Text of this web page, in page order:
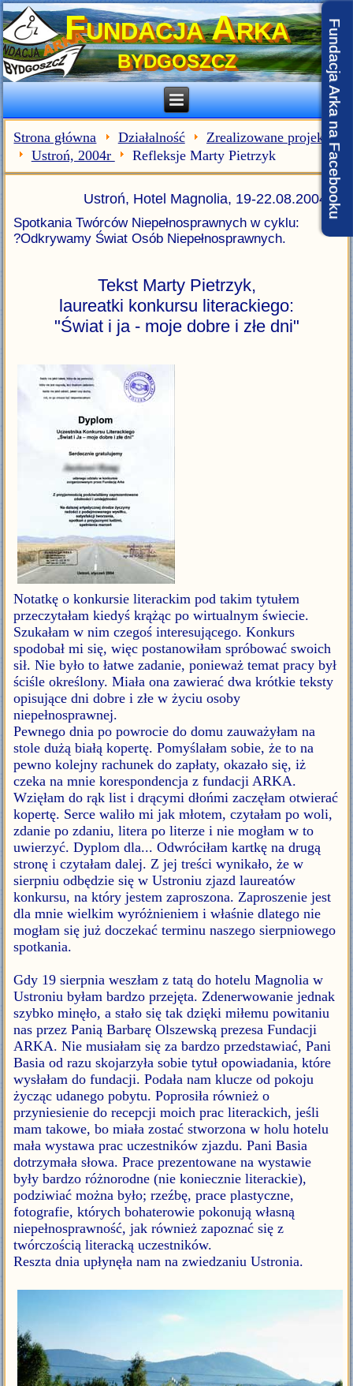
Fundacja Arka
BYDGOSZCZ
Strona główna Działalność
Zrealizowane projekty
Ustroń, 2004r
Refleksje Marty Pietrzyk
Ustroń, Hotel Magnolia, 19-22.08.2004r
Spotkania Twórców Niepełnosprawnych w cyklu:
?Odkrywamy Świat Osób Niepełnosprawnych.
Tekst Marty Pietrzyk,
laureatki konkursu literackiego:
"Świat i ja - moje dobre i złe dni"
Notatkę o konkursie literackim pod takim tytułem
przeczytałam kiedyś krążąc po wirtualnym świecie.
Szukałam w nim czegoś interesującego. Konkurs
spodobał mi się, więc postanowiłam spróbować swoich
sił. Nie było to łatwe zadanie, ponieważ temat pracy był
ściśle określony. Miała ona zawierać dwa krótkie teksty
opisujące dni dobre i złe w życiu osoby
niepełnosprawnej.
Pewnego dnia po powrocie do domu zauważyłam na
stole dużą białą kopertę. Pomyślałam sobie, że to na
pewno kolejny rachunek do zapłaty, okazało się, iż
czeka na mnie korespondencja z fundacji ARKA.
Wzięłam do rąk list i drącymi dłońmi zaczęłam otwierać
kopertę. Serce waliło mi jak młotem, czytałam po woli,
zdanie po zdaniu, litera po literze i nie mogłam w to
uwierzyć. Dyplom dla... Odwróciłam kartkę na drugą
stronę i czytałam dalej. Z jej treści wynikało, że w
sierpniu odbędzie się w Ustroniu zjazd laureatów
konkursu, na który jestem zaproszona. Zaproszenie jest
dla mnie wielkim wyróżnieniem i właśnie dlatego nie
mogłam się już doczekać terminu naszego sierpniowego
spotkania.
Gdy 19 sierpnia weszłam z tatą do hotelu Magnolia w
Ustroniu byłam bardzo przejęta. Zdenerwowanie jednak
szybko minęło, a stało się tak dzięki miłemu powitaniu
nas przez Panią Barbarę Olszewską prezesa Fundacji
ARKA. Nie musiałam się za bardzo przedstawiać, Pani
Basia od razu skojarzyła sobie tytuł opowiadania, które
wysłałam do fundacji. Podała nam klucze od pokoju
życząc udanego pobytu. Poprosiła również o
przyniesienie do recepcji moich prac literackich, jeśli
mam takowe, bo miała zostać stworzona w holu hotelu
mała wystawa prac uczestników zjazdu. Pani Basia
dotrzymała słowa. Prace prezentowane na wystawie
były bardzo różnorodne (nie koniecznie literackie),
podziwiać można było; rzeźbę, prace plastyczne,
fotografie, których bohaterowie pokonują własną
niepełnosprawność, jak również zapoznać się z
twórczością literacką uczestników.
Reszta dnia upłynęła nam na zwiedzaniu Ustronia.
Fundacja Arka na Facebooku